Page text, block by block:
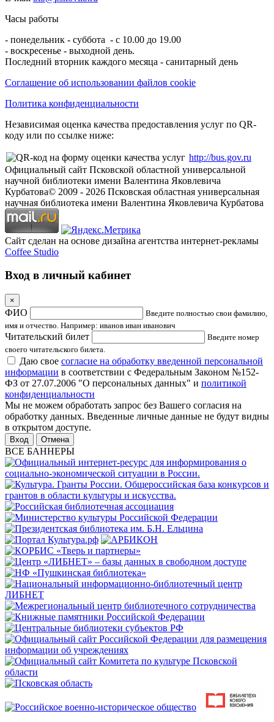
Часы работы
- понедельник - суббота - с 10.00 до 19.00
- воскресенье - выходной день.
Последний вторник каждого месяца - санитарный день
Соглашение об использовании файлов cookie
Политика конфиденциальности
Независимая оценка качества предоставления услуг по QR-
коду или по ссылке ниже:
http://bus.gov.ru
Официальный сайт Псковской областной универсальной
научной библиотеки имени Валентина Яковлевича
Курбатова© 2009 - 2026 Псковская областная универсальная
научная библиотека имени Валентина Яковлевича Курбатова
Сайт сделан на основе дизайна агентства интернет-рекламы
Coffee Studio
Вход в личный кабинет
×
ФИО
Введите полностью свои фамилию,
имя и отчество. Например: иванов иван иванович
Читательский билет
Введите номер
своего читательского билета.
Даю свое согласие на обработку введенной персональной
информации в соответствии с Федеральным Законом №152-
ФЗ от 27.07.2006 "О персональных данных" и политикой
конфиденциальности
Мы не можем обработать запрос без Вашего согласия на
обработку данных. Введенные личные данные не будут видны
в открытом доступе.
Отмена
ВСЕ БАННЕРЫ